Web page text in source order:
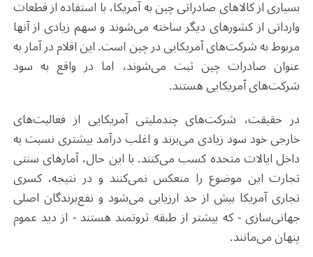
بسیاری از کالاهای صادراتی چین به آمریکا، با استفاده از قطعات
وارداتی از کشورهای دیگر ساخته می‌شوند و سهم زیادی از آنها
مربوط به شرکت‌های آمریکایی در چین است. این اقلام در آمار به
عنوان صادرات چین ثبت می‌شوند، اما در واقع به سود
شرکت‌های آمریکایی هستند.
در حقیقت، شرکت‌های چندملیتی آمریکایی از فعالیت‌های
خارجی خود سود زیادی می‌برند و اغلب درآمد بیشتری نسبت به
داخل ایالات متحده کسب می‌کنند. با این حال، آمارهای سنتی
تجارت این موضوع را منعکس نمی‌کنند و در نتیجه، کسری
تجاری آمریکا بیش از حد ارزیابی می‌شود و نفع‌برندگان اصلی
جهانی‌سازی - که بیشتر از طبقه ثروتمند هستند - از دید عموم
پنهان می‌مانند.